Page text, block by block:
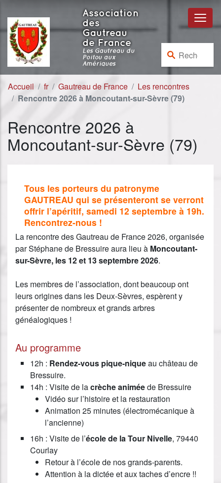
Association
des
Gautreau
de France
Les Gautreau du
Poitou aux
Amériques
Rechercher :
Accueil fr Gautreau de France
Les rencontres
Rencontre 2026 à Moncoutant-sur-Sèvre (79)
Rencontre 2026 à
Moncoutant-sur-Sèvre (79)
Tous les porteurs du patronyme
GAUTREAU qui se présenteront se verront
offrir l’apéritif, samedi 12 septembre à 19h.
Rencontrez-nous !
La rencontre des Gautreau de France 2026, organisée
par Stéphane de Bressuire aura lieu à Moncoutant-
sur-Sèvre, les 12 et 13 septembre 2026.
Les membres de l’association, dont beaucoup ont
leurs origines dans les Deux-Sèvres, espèrent y
présenter de nombreux et grands arbres
généalogiques !
Au programme
12h : Rendez-vous pique-niqueau château de
Bressuire.
14h : Visite de lacrèche animéede Bressuire
Vidéo sur l’histoire et la restauration
Animation 25 minutes (électromécanique à
l’ancienne)
16h : Visite de l’école de la Tour Nivelle, 79440
Courlay
Retour à l’école de nos grands-parents.
Attention à la dictée et aux taches d’encre !!